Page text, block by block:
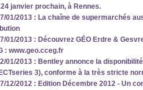
janvier prochain, à Rennes.
01/2013 : La chaîne de supermarchés
01/2013 : Découvrez GÉO Erdre &
: www.geo.cceg.fr
01/2013 : Bentley annonce la
3), conforme à la très stricte
12/2012 : Edition Décembre 2012 - Un